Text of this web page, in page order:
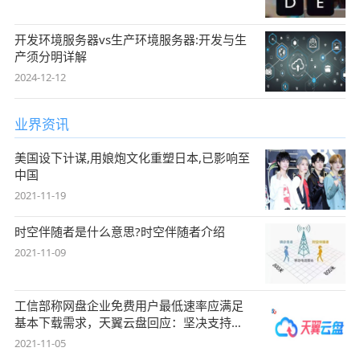
开发环境服务器vs生产环境服务器:开发与生
产须分明详解
2024-12-12
业界资讯
美国设下计谋,用娘炮文化重塑日本,已影响至
中国
2021-11-19
时空伴随者是什么意思?时空伴随者介绍
2021-11-09
工信部称网盘企业免费用户最低速率应满足
基本下载需求，天翼云盘回应：坚决支持，
始终
2021-11-05